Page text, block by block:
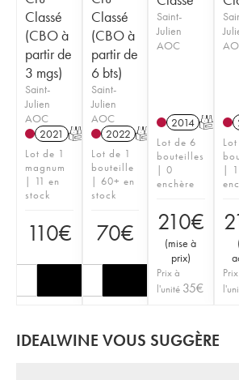
Classé
(CBO à
partir de
3 mgs)
Saint-
Julien
AOC
2021 T
Lot de 1
magnum
| 11 en
stock
110€
Classé
(CBO à
partir de
6 bts)
Saint-
Julien
AOC
2022 T
Lot de 1
bouteille
| 60+ en
stock
70€
Saint-
Julien
AOC
2014 T
Lot de 6
bouteilles
| 0
enchère
210€
(mise à
prix)
Prix à
l'unité 35€
| 1
(
IDEALWINE VOUS SUGGÈRE